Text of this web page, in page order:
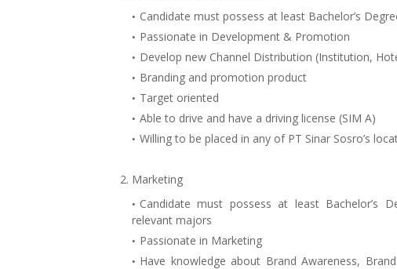
Candidate must possess at least Bachelor’s
Passionate in Development & Promotion
Develop new Channel Distribution (Institution,
Branding and promotion product
Target oriented
Able to drive and have a driving license (SIM A)
Willing to be placed in any of PT Sinar Sosro’s
2. Marketing
Candidate must possess at least Bachelor’s
relevant majors
Passionate in Marketing
Have knowledge about Brand Awareness,